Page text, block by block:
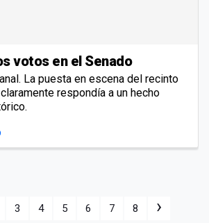
votos en el Senado
La puesta en escena del recinto
respondía a un hecho
3 4 5 6 7 8 ›